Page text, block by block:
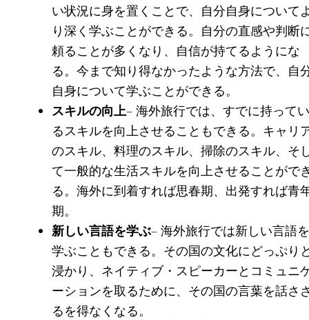
い状況に身を置くことで、自分自身について
り深く学ぶことができる。自分の直感や判断
頼ることが多くなり、自信が持てるようにな
る。今まで知り得なかったような方法で、自
自身について学ぶことができる。
スキルの向上– 海外旅行では、すでに持ってい
るスキルを向上させることもできる。キャリ
のスキル、料理のスキル、掃除のスキル、そ
て一般的な生活スキルを向上させることがで
る。海外に到着すれば思春期、出発すれば青
期。
新しい言語を学ぶ– 海外旅行では新しい言語を
学ぶこともできる。その国の文化にどっぷり
浸かり、ネイティブ・スピーカーとコミュニ
ーションを取るために、その国の言葉を話さ
るを得なくなる。